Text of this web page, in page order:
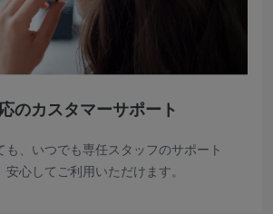
のカスタマーサポート
も、いつでも専任スタッフのサポート
心してご利用いただけます。